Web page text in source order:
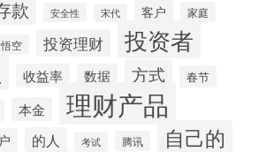
款 安全性 宋代 客户 家庭
悟空 投资理财 投资者
收益率 数据 方式 春节
本金 理财产品
的人 考试 腾讯 自己的